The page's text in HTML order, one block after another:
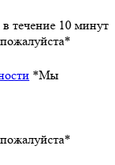
тeчeниe 10 минут
*
*Мы
*